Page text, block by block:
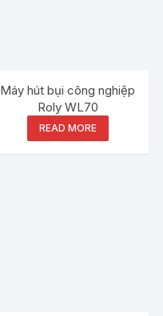
Máy hút bụi công nghiệp
Roly WL70
READ MORE